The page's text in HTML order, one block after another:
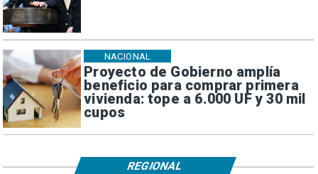
Proyecto de Gobierno amplía
beneficio para comprar primera
vivienda: tope a 6.000 UF y 30 mil
cupos
NACIONAL
REGIONAL